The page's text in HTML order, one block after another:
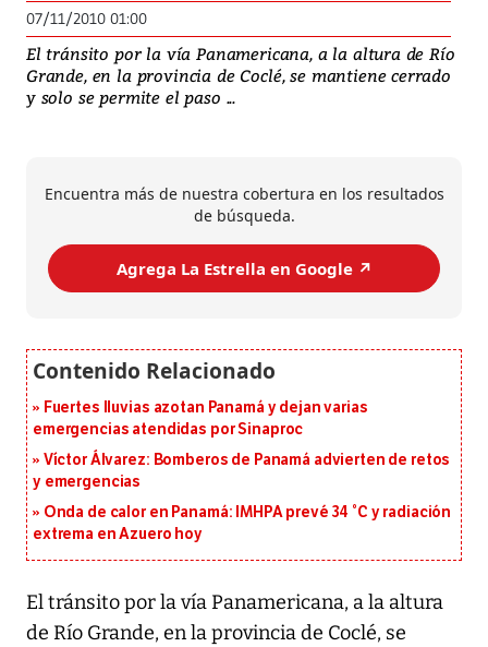
07/11/2010 01:00
El tránsito por la vía Panamericana, a la altura de Río
Grande, en la provincia de Coclé, se mantiene cerrado
y solo se permite el paso ...
Encuentra más de nuestra cobertura en los resultados
de búsqueda.
Agrega La Estrella en Google ↗️
Fuertes lluvias azotan Panamá y dejan varias
emergencias atendidas por Sinaproc
Víctor Álvarez: Bomberos de Panamá advierten de retos
y emergencias
Onda de calor en Panamá: IMHPA prevé 34 °C y radiación
extrema en Azuero hoy
El tránsito por la vía Panamericana, a la altura
de Río Grande, en la provincia de Coclé, se